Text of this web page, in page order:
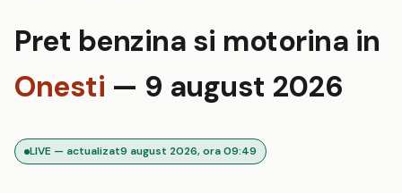
Pret benzina si motorina in
Onesti — 9 august 2026
LIVE — actualizat9 august 2026, ora 09:49